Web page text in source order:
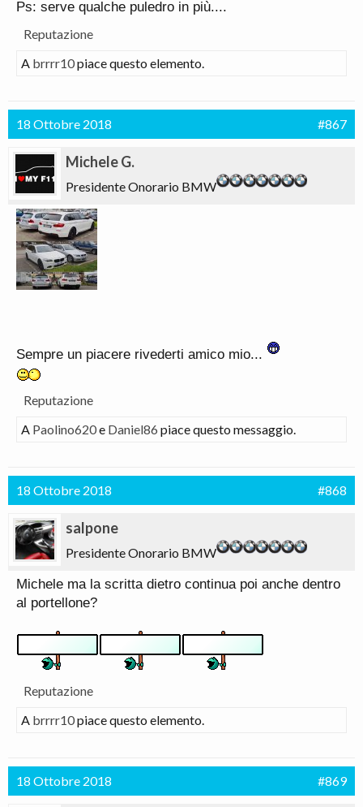
Ps: serve qualche puledro in più....
Reputazione
A brrrr10piace questo elemento.
18 Ottobre 2018 #867
Michele G.
Presidente Onorario BMW
Sempre un piacere rivederti amico mio...
Reputazione
A Paolino620e Daniel86 piace questo messaggio.
18 Ottobre 2018 #868
salpone
Presidente Onorario BMW
Michele ma la scritta dietro continua poi anche dentro
al portellone?
Reputazione
A brrrr10piace questo elemento.
18 Ottobre 2018 #869